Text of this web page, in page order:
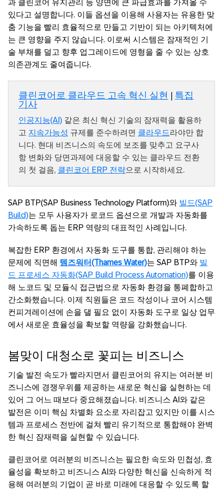
과 클린코어 유지관리 등 양면에 큰 파급효과를 가져올 수
있다고 설명합니다. 이들 옵션을 이용해 사용자는 유용한 맞
춤 기능을 빨리 효율적으로 만들고 기반이 되는 아키텍처에
는 큰 영향을 주지 않습니다. 이로써 시스템은 잠재적인 기
술 부채를 덜고 향후 업그레이드에 영형을 줄 수 있는 상호
의존관계도 줄여줍니다.
클린코어로 클라우드 고속 혁신 실현 | 특집
기사
인공지능(AI) 같은 최신 혁신 기술의 잠재력을 활용하
고 지속가능성 규제를 준수하려면 클라우드라야만 합
니다. 현대 비즈니스의 속도에 보조를 맞추고 요구사
항 변화와 당면과제에 대응할 수 있는 클라우드 전환
의 첫 걸음, 클린코어 ERP 전략으로 시작하세요.
SAP BTP(SAP Business Technology Platform)와 빌드(SAP
Build)는 모두 사용자가 로코드 옵션으로 개발과 자동화를
가속하도록 돕는 ERP 역량의 대표적인 사례입니다.
복잡한 ERP 환경에서 자동화 도구를 통합, 관리해야 하는
문제에 직면해 템즈워터(Thames Water)는 SAP BTP와 빌
드 프로세스 자동화(SAP Build Process Automation)를 이용
해 노코드 및 모듈식 접근법으로 자동화 환경을 통폐합하고
간소화했습니다. 이제 직원들은 코드 작성이나 코어 시스템
컨피겨레이션에 손을 댈 필요 없이 자동화 도구로 일상 업무
에서 새로운 효율성을 확보할 역량을 강화했습니다.
봄맞이 대청소로 꽃피는 비즈니스
기술 발전 속도가 빨라지면서 클린코어의 유지는 여러분 비
즈니스에 경쟁우위를 제공하는 새로운 혁신을 실현하는 데
있어 그 어느 때보다 중요해졌습니다. 비즈니스 AI와 같은
발전은 이미 핵심 차별화 요소로 자리잡고 있지만 이를 시스
템과 프로세스 전반에 걸쳐 빨리 유기적으로 통합해야 완벽
한 혁신 잠재력을 실현할 수 있습니다.
클린코어로 여러분의 비즈니스는 필요한 속도와 민첩성, 효
율성을 확보하고 비즈니스 AI와 다양한 혁신을 신속하게 적
용해 여러분의 기업이 곧 바로 미래에 대응할 수 있도록 할